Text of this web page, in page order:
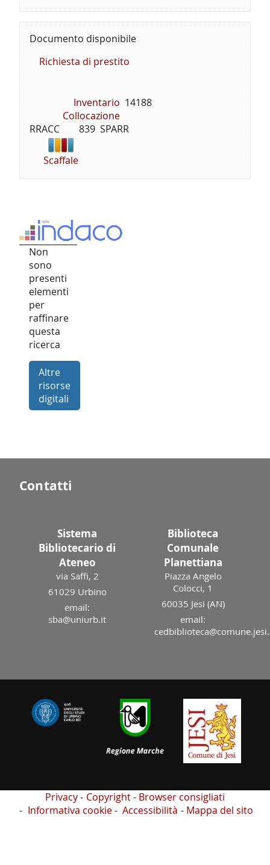
Documento disponibile
Richiesta di prestito
Inventario 14188
Collocazione
RRACC        839  SPARR
Scaffale
Non
sono
presenti
elementi
per
raffinare
questa
ricerca
Altre
risorse
digitali
Contatti
Sistema
Bibliotecario di
Ateneo
via Saffi, 2
61029 Urbino
email:
sba@uniurb.it
Biblioteca
Comunale
Planettiana
Piazza Angelo
Colocci, 1
60035 Jesi (AN)
email:
Privacy Copyright
Browser consigliati
Informativa cookie
Accessibilità Mappa del sito